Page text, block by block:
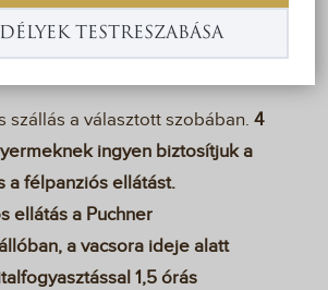
TESTRESZABÁSA
szállás a választott szobában. 4
ingyen biztosítjuk a
a félpanziós ellátást.
ellátás a Puchner
a vacsora ideje alatt
1,5 órás